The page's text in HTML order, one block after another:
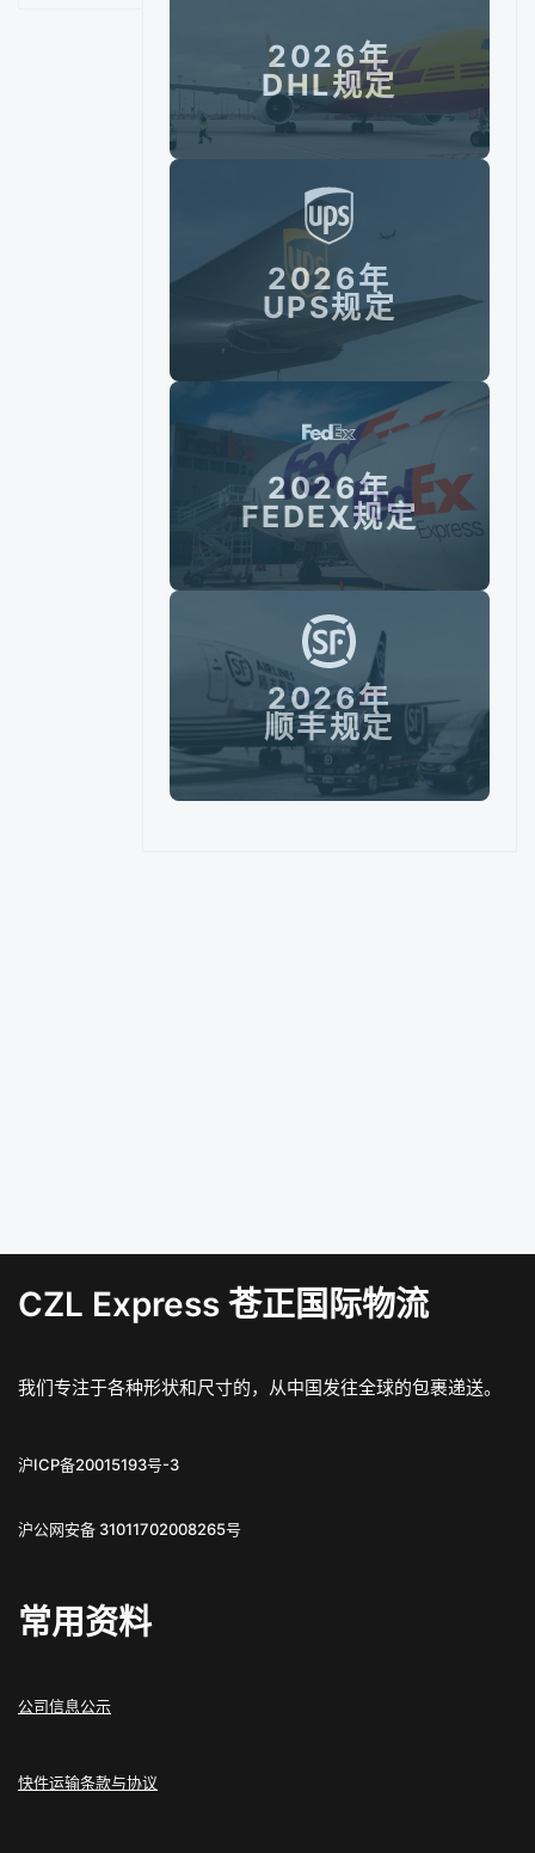
2026年
DHL规定
2026年
UPS规定
2026年
FEDEX规定
2026年
顺丰规定
磁检收费标准
CZL Express 苍正国际物流
我们专注于各种形状和尺寸的，从中国发往全球的包裹递送。
沪ICP备20015193号-3
沪公网安备 31011702008265号
常用资料
公司信息公示
快件运输条款与协议